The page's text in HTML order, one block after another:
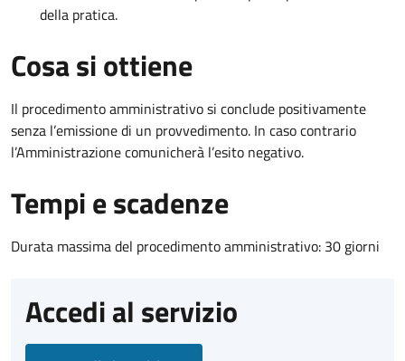
della pratica.
Cosa si ottiene
Il procedimento amministrativo si conclude positivamente
senza l’emissione di un provvedimento. In caso contrario
l’Amministrazione comunicherà l’esito negativo.
Tempi e scadenze
Durata massima del procedimento amministrativo: 30 giorni
Accedi al servizio